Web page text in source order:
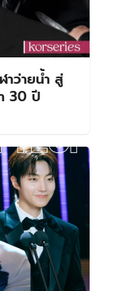
าว่ายน้ำ สู่
30 ปี